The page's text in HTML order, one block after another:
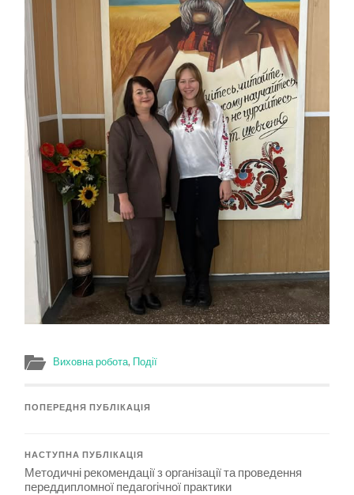
Виховна робота, Події
ПОПЕРЕДНЯ ПУБЛІКАЦІЯ
НАСТУПНА ПУБЛІКАЦІЯ
Методичні рекомендації з організації та проведення
переддипломної педагогічної практики